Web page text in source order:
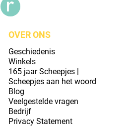
OVER ONS
Geschiedenis
Winkels
165 jaar Scheepjes |
Scheepjes aan het woord
Blog
Veelgestelde vragen
Bedrijf
Privacy Statement